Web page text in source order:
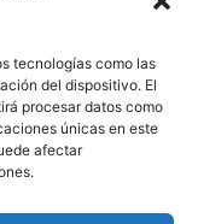
tecnologías como las
del dispositivo. El
procesar datos como
únicas en este
afectar